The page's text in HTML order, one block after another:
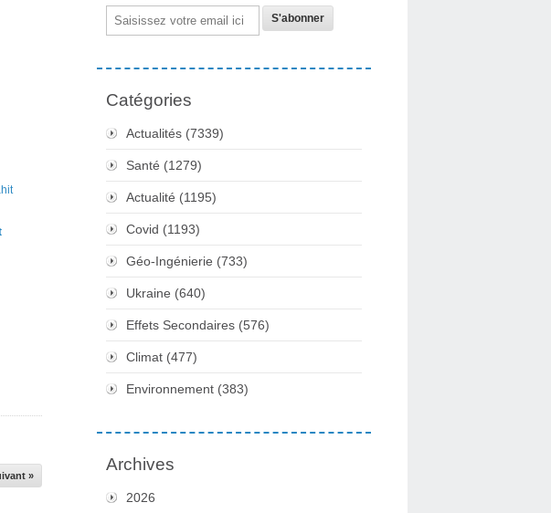
»
Email
Catégories
Actualités (7339)
Santé (1279)
Actualité (1195)
Covid (1193)
Géo-Ingénierie (733)
Ukraine (640)
Effets Secondaires (576)
Climat (477)
Environnement (383)
Archives
2026